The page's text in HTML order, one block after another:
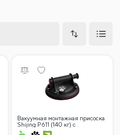
Вакуумная монтажная присоска
Shijing P611 (140 кг) с
манометром